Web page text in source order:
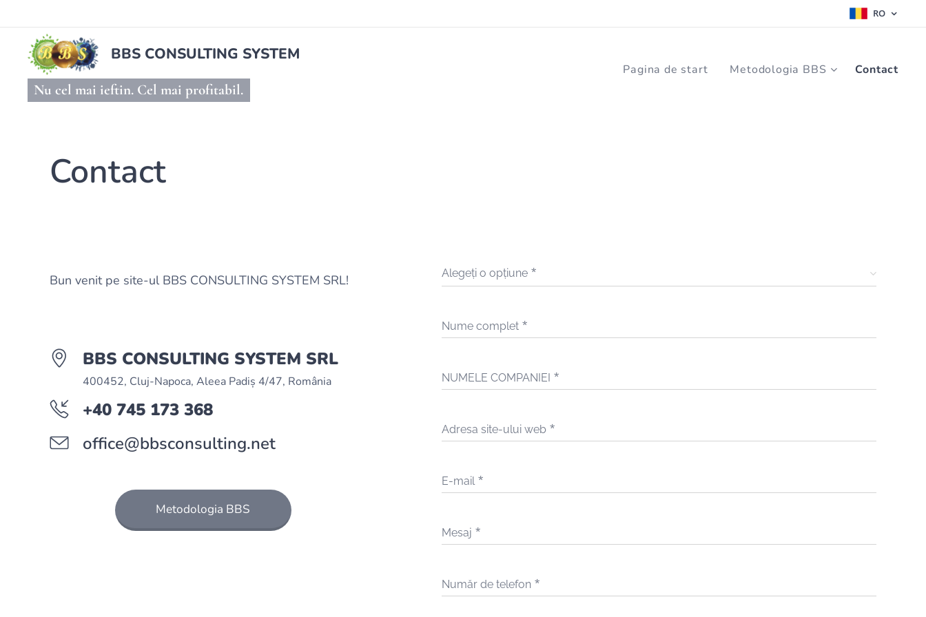
RO
BBS CONSULTING SYSTEM
Nu cel mai ieftin. Cel mai profitabil.
Pagina de start Metodologia BBS Contact
Contact
Bun venit pe site-ul BBS CONSULTING SYSTEM SRL!
BBS CONSULTING SYSTEM SRL
400452, Cluj-Napoca, Aleea Padiș 4/47, România
+40 745 173 368
office@bbsconsulting.net
Metodologia BBS
Alegeți o opțiune
Nume complet
NUMELE COMPANIEI
Adresa site-ului web
E-mail
Mesaj
Număr de telefon